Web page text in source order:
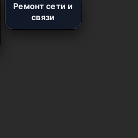
Ремонт сети и
связи